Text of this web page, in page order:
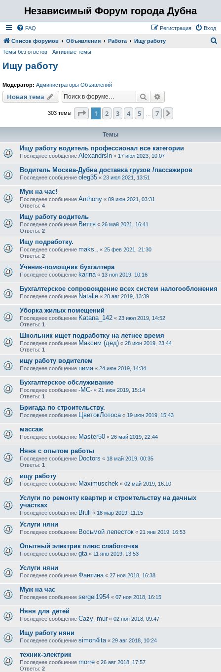
Независимый Форум города Дубна
FAQ Вход
Регистрация
Список форумов Объявления Работа Ищу работу
Темы без ответов Активные темы
Ищу работу
Модератор: Администраторы Объявлений
Новая тема Поиск
303 темы Страница из
1 2 3 4 5 7
Темы
Ищу работу водитель профессионал все категории
Последнее сообщение Alexandrsln « 17 июл 2023, 10:07
Водитель Москва-Дубна доставка грузов /пассажиров
Последнее сообщение oleg35 « 23 июл 2021, 13:51
Муж на час!
Последнее сообщение Anthony « 09 июн 2021, 03:31
Ответы: 4
Ищу работу водитель
Последнее сообщение Виття « 26 май 2021, 16:41
Ответы: 2
Ищу подработку.
Последнее сообщение maks., « 25 фев 2021, 21:30
Ответы: 2
Ученик-помощник бухгалтера
Последнее сообщение karina « 13 ноя 2019, 10:16
Бухгалтерское сопровождение всех систем налогообложения
Последнее сообщение Natalie « 20 авг 2019, 13:39
Уборка жилых помещений
Последнее сообщение Katana_142 « 23 июл 2019, 14:52
Ответы: 1
Школьник ищет подработку на летнее время
Последнее сообщение Максим (дед) « 28 июн 2019, 23:44
Ответы: 1
ищу работу водителем
Последнее сообщение пима « 24 июн 2019, 14:34
Бухгалтерское обслуживание
Последнее сообщение -МС- « 21 июн 2019, 15:14
Ответы: 1
Бригада по строительству.
Последнее сообщение ЦветокЛотоса « 19 июн 2019, 15:43
массаж
Последнее сообщение Master50 « 26 май 2019, 22:44
Няня с опытом работы
Последнее сообщение Doctors « 18 май 2019, 00:35
Ответы: 1
ищу работу
Последнее сообщение Maximuschek « 02 май 2019, 16:10
Услуги по ремонту квартир и строительству на дачных
участках
Последнее сообщение Biuli « 18 мар 2019, 11:15
Услуги няни
Последнее сообщение Восьмой лепесток « 21 янв 2019, 16:53
Опытный электрик плюс слаботочка
Последнее сообщение gta « 11 янв 2019, 13:53
Услуги няни
Последнее сообщение Фантина « 27 ноя 2018, 16:38
Муж на час
Последнее сообщение sergei1954 « 07 ноя 2018, 16:15
Няня для детей
Последнее сообщение Cazy_mur « 02 ноя 2018, 09:47
Ищу работу няни
Последнее сообщение simon4ita « 29 авг 2018, 10:24
техник-электрик
Последнее сообщение morre « 26 авг 2018, 17:57
Ответы: 2